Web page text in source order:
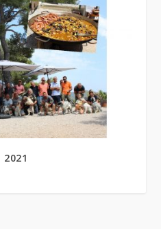
2021